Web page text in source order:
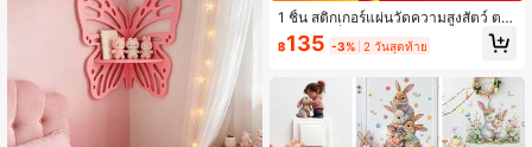
1 ชิ้น สติกเกอร์แผ่นวัดความสูงสัตว์ ตก
แต่งห้องเด็กทารก ตกแต่งห้องนอน วัดค
วามสูงเด็ก สติกเกอร์ผนังตัวการ์ตูนสัตว์
฿135 -3% 2 วันสุดท้าย